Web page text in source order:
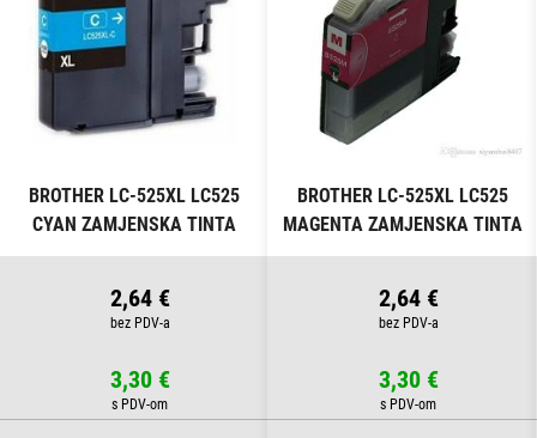
BROTHER LC-525XL LC525
CYAN ZAMJENSKA TINTA
2,64 €
3,30 €
BROTHER LC-525XL LC525
MAGENTA ZAMJENSKA TINTA
2,64 €
3,30 €